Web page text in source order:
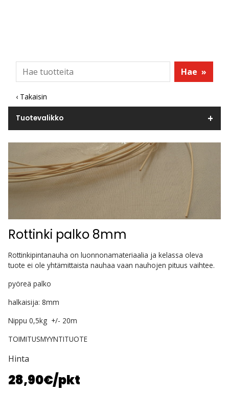
Hae »
‹ Takaisin
Tuotevalikko
Rottinki palko 8mm
Rottinkipintanauha on luonnonamateriaalia ja kelassa oleva
tuote ei ole yhtämittaista nauhaa vaan nauhojen pituus vaihtee.
pyöreä palko
halkaisija: 8mm
Nippu 0,5kg +/- 20m
TOIMITUSMYYNTITUOTE
Hinta
28,90€/pkt